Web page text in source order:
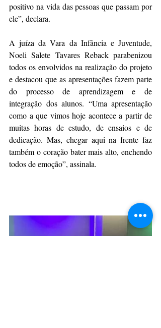
positivo na vida das pessoas que passam por
ele”, declara.
A juíza da Vara da Infância e Juventude,
Noeli Salete Tavares Reback parabenizou
todos os envolvidos na realização do projeto
e destacou que as apresentações fazem parte
do processo de aprendizagem e de
integração dos alunos. “Uma apresentação
como a que vimos hoje acontece a partir de
muitas horas de estudo, de ensaios e de
dedicação. Mas, chegar aqui na frente faz
também o coração bater mais alto, enchendo
todos de emoção”, assinala.